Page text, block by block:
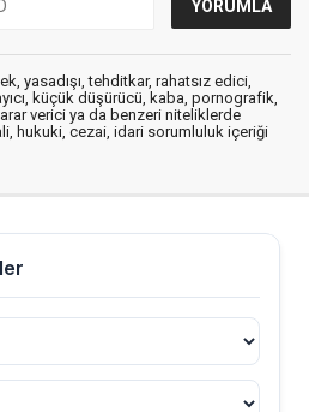
yasadışı, tehditkar, rahatsız edici,
küçük düşürücü, kaba, pornografik,
verici ya da benzeri niteliklerde
hukuki, cezai, idari sorumluluk içeriği